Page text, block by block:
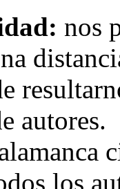
nos
autores.
los